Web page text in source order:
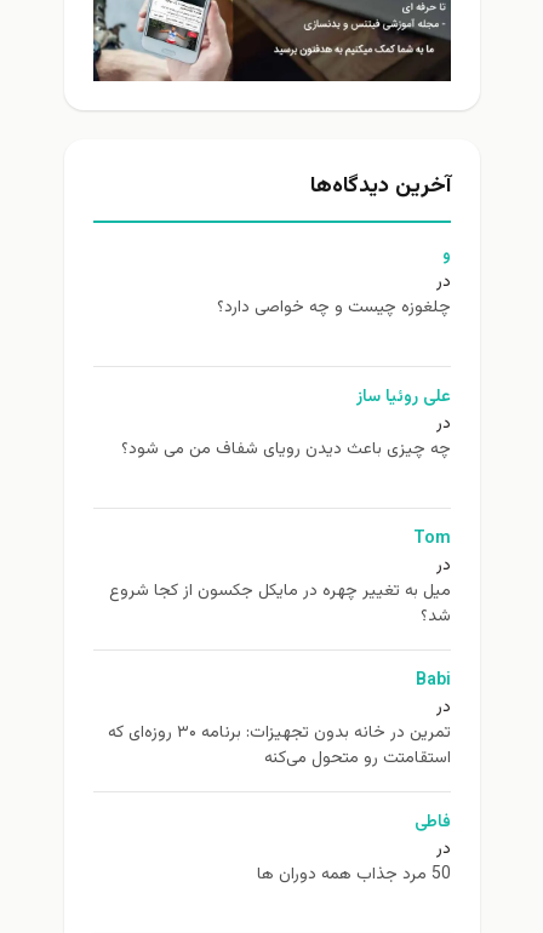
آخرین دیدگاه‌ها
و
در
چلغوزه چیست و چه خواصی دارد؟
علی روئیا ساز
در
چه چیزی باعث دیدن رویای شفاف من می شود؟
Tom
در
ميل به تغيير چهره در مایکل جکسون از كجا شروع
شد؟
Babi
در
تمرین در خانه بدون تجهیزات: برنامه ۳۰ روزه‌ای که
استقامتت رو متحول می‌کنه
فاطی
در
50 مرد جذاب همه دوران ها